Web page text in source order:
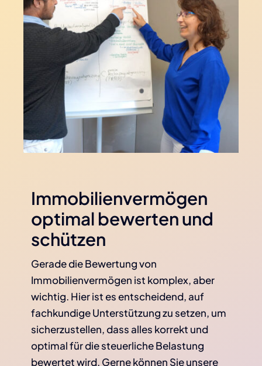
Immobilienvermögen
optimal bewerten und
schützen
Gerade die Bewertung von
Immobilienvermögen ist komplex, aber
wichtig. Hier ist es entscheidend, auf
fachkundige Unterstützung zu setzen, um
sicherzustellen, dass alles korrekt und
optimal für die steuerliche Belastung
bewertet wird. Gerne können Sie unsere